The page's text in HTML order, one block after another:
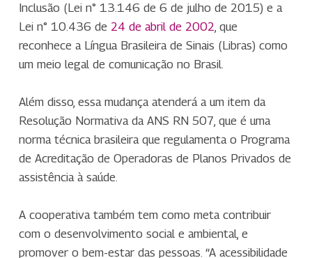
Inclusão (Lei n° 13.146 de 6 de julho de 2015) e a
Lei n° 10.436 de 24 de abril de 2002, que
reconhece a Língua Brasileira de Sinais (Libras) como
um meio legal de comunicação no Brasil.
Além disso, essa mudança atenderá a um item da
Resolução Normativa da ANS RN 507, que é uma
norma técnica brasileira que regulamenta o Programa
de Acreditação de Operadoras de Planos Privados de
assistência à saúde.
A cooperativa também tem como meta contribuir
com o desenvolvimento social e ambiental, e
promover o bem-estar das pessoas. “A acessibilidade